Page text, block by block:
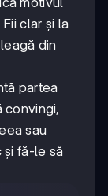
clar și la
din
partea
convingi,
sau
și fă-le să